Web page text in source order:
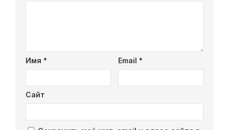
Имя * Email *
Сайт